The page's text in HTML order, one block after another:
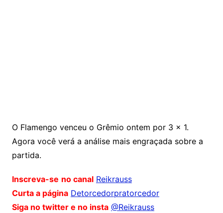
O Flamengo venceu o Grêmio ontem por 3 x 1.
Agora você verá a análise mais engraçada sobre a
partida.
Inscreva-se no canal Reikrauss
Curta a página Detorcedorpratorcedor
Siga no twitter e no insta @Reikrauss